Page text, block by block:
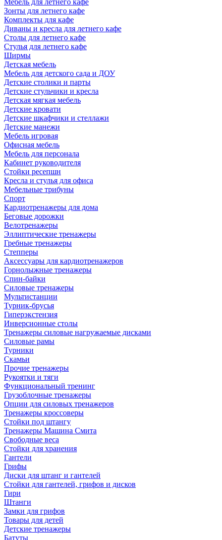
Мебель для летнего кафе
Зонты для летнего кафе
Комплекты для кафе
Диваны и кресла для летнего кафе
Столы для летнего кафе
Стулья для летнего кафе
Ширмы
Детская мебель
Мебель для детского сада и ДОУ
Детские столики и парты
Детские стульчики и кресла
Детская мягкая мебель
Детские кровати
Детские шкафчики и стеллажи
Детские манежи
Мебель игровая
Офисная мебель
Мебель для персонала
Кабинет руководителя
Стойки ресепшн
Кресла и стулья для офиса
Мебельные трибуны
Спорт
Кардиотренажеры для дома
Беговые дорожки
Велотренажеры
Эллиптические тренажеры
Гребные тренажеры
Степперы
Аксессуары для кардиотренажеров
Горнолыжные тренажеры
Спин-байки
Силовые тренажеры
Мультистанции
Турник-брусья
Гиперэкстензия
Инверсионные столы
Тренажеры силовые нагружаемые дисками
Силовые рамы
Турники
Скамьи
Прочие тренажеры
Рукоятки и тяги
Функциональный тренинг
Грузоблочные тренажеры
Опции для силовых тренажеров
Тренажеры кроссоверы
Стойки под штангу
Тренажеры Машина Смита
Свободные веса
Стойки для хранения
Гантели
Грифы
Диски для штанг и гантелей
Стойки для гантелей, грифов и дисков
Гири
Штанги
Замки для грифов
Товары для детей
Детские тренажеры
Батуты